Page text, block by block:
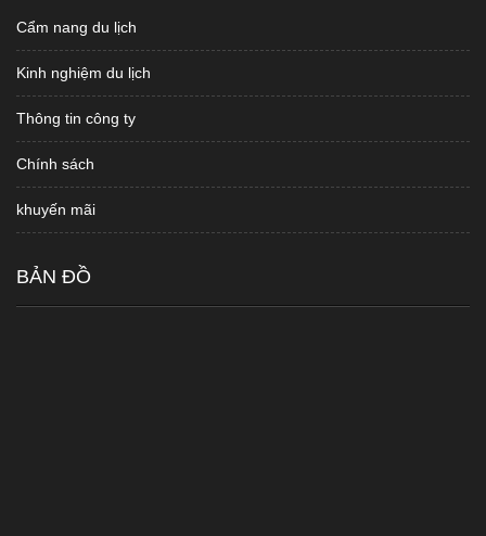
Cẩm nang du lịch
Kinh nghiệm du lịch
Thông tin công ty
Chính sách
khuyến mãi
BẢN ĐỒ